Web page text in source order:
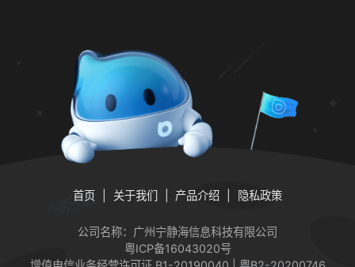
首页 关于我们 产品介绍 隐私政策
公司名称：广州宁静海信息科技有限公司
粤ICP备16043020号